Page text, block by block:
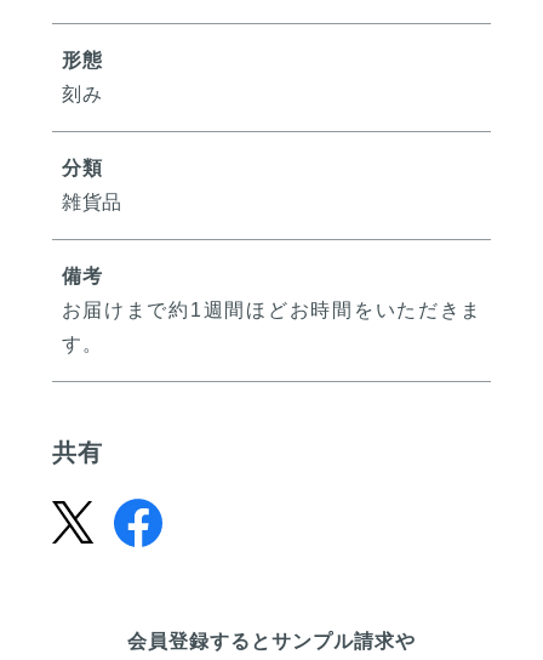
形態
刻み
分類
雑貨品
備考
お届けまで約1週間ほどお時間をいただきま
す。
共有
会員登録するとサンプル請求や